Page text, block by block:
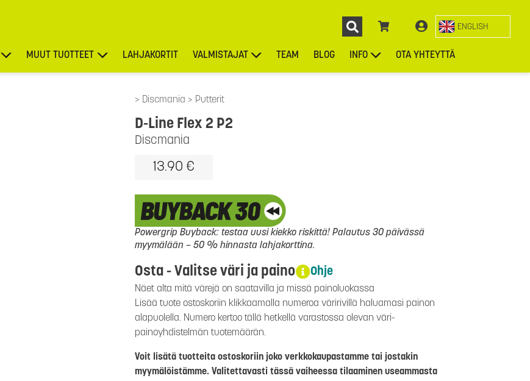
ENGLISH
MUUT TUOTTEET LAHJAKORTIT VALMISTAJAT TEAM BLOG INFO OTA YHTEYTTÄ
Discmania Putterit
Discmania
D-Line Flex 2 P2
13.90 €
Powergrip Buyback: testaa uusi kiekko riskittä! Palautus 30 päivässä
myymälään – 50 % hinnasta lahjakorttina.
Osta - Valitse väri ja paino Ohje
Näet alta mitä värejä on saatavilla ja missä painoluokassa
Lisää tuote ostoskoriin klikkaamalla numeroa väririvillä haluamasi painon
alapuolella. Numero kertoo tällä hetkellä varastossa olevan väri-
painoyhdistelmän tuotemäärän.
Voit lisätä tuotteita ostoskoriin joko verkkokaupastamme tai jostakin
myymälöistämme. Valitettavasti tässä vaiheessa tilaaminen useammasta